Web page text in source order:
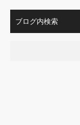
ブログ内検索